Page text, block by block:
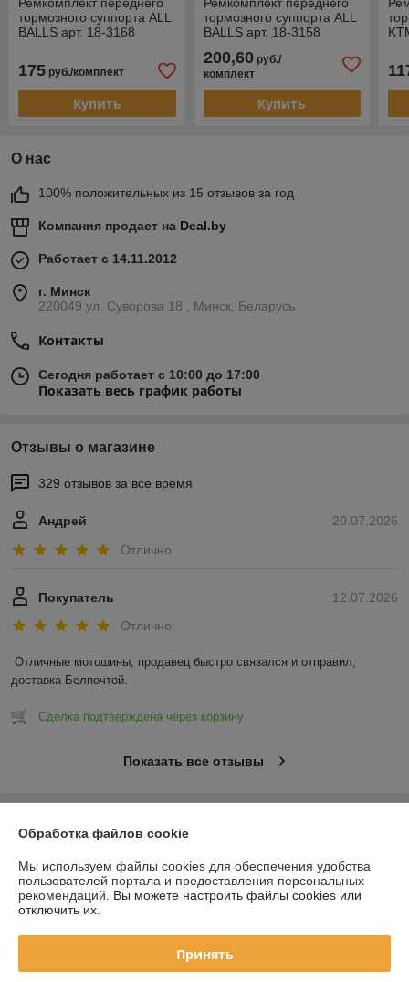
Ремкомплект переднего
тормозного суппорта ALL
BALLS арт. 18-3168
175 руб./комплект
Купить
Ремкомплект переднего
тормозного суппорта ALL
BALLS арт. 18-3158
200,60руб./
комплект
Купить
О нас
100% положительных из 15 отзывов за год
Компания продает на Deal.by
Работает с 14.11.2012
г. Минск
220049 ул. Суворова 18 , Минск, Беларусь
Контакты
Сегодня работает с 10:00 до 17:00
Показать весь график работы
Отзывы о магазине
329 отзывов за всё время
20.07.2026
Андрей
Отлично
12.07.2026
Покупатель
Отлично
Отличные мотошины, продавец быстро связался и отправил,
доставка Белпочтой.
Сделка подтверждена через корзину
Показать все отзывы
Контакты
Доставка и оплата
Обработка файлов cookie
Мы используем файлы cookies для обеспечения удобства
пользователей портала и предоставления персональных
рекомендаций. Вы можете настроить файлы cookies или
отключить их.
Принять